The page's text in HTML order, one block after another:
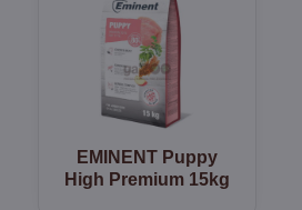
EMINENT Puppy
High Premium 15kg